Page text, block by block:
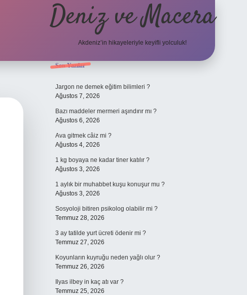
Deniz ve Macera
Akdeniz’in hikayeleriyle keyifli yolculuk!
Sidebar
Son Yazılar
Jargon ne demek eğitim bilimleri ?
Ağustos 7, 2026
Bazı maddeler mermeri aşındırır mı ?
Ağustos 6, 2026
Ava gitmek câiz mi ?
Ağustos 4, 2026
1 kg boyaya ne kadar tiner katılır ?
Ağustos 3, 2026
1 aylık bir muhabbet kuşu konuşur mu ?
Ağustos 3, 2026
Sosyoloji bitiren psikolog olabilir mi ?
Temmuz 28, 2026
3 ay tatilde yurt ücreti ödenir mi ?
Temmuz 27, 2026
Koyunların kuyruğu neden yağlı olur ?
Temmuz 26, 2026
Ilyas ilbey in kaç atı var ?
Temmuz 25, 2026